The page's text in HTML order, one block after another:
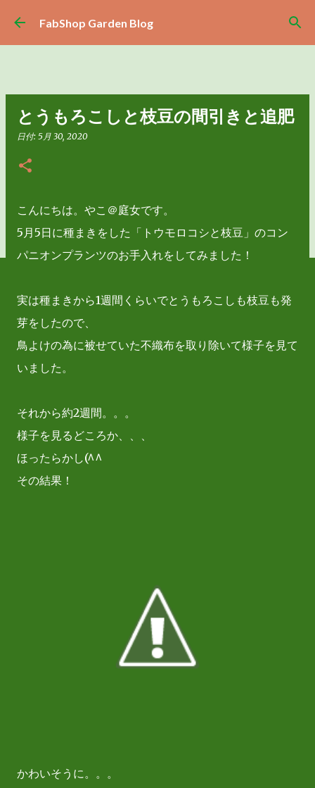
スキップしてメイン コンテンツに移動
FabShop Garden Blog
とうもろこしと枝豆の間引きと追肥
日付: 5月 30, 2020
こんにちは。やこ＠庭女です。
5月5日に種まきをした「トウモロコシと枝豆」のコン
パニオンプランツのお手入れをしてみました！
実は種まきから1週間くらいでとうもろこしも枝豆も発
芽をしたので、
鳥よけの為に被せていた不織布を取り除いて様子を見て
いました。
それから約2週間。。。
様子を見るどころか、、、
ほったらかし(^^ゞ
その結果！
かわいそうに。。。